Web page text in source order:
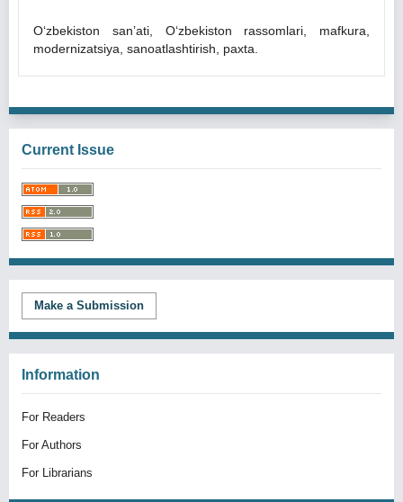
Oʻzbekiston sanʼati, Oʻzbekiston rassomlari, mafkura,
modernizatsiya, sanoatlashtirish, paxta.
Current Issue
Make a Submission
Information
For Readers
For Authors
For Librarians